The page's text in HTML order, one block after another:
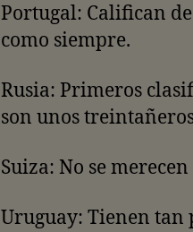
Portugal: Califican
como siempre.
Rusia: Primeros
son unos
Suiza: No se
Uruguay: Tienen tan